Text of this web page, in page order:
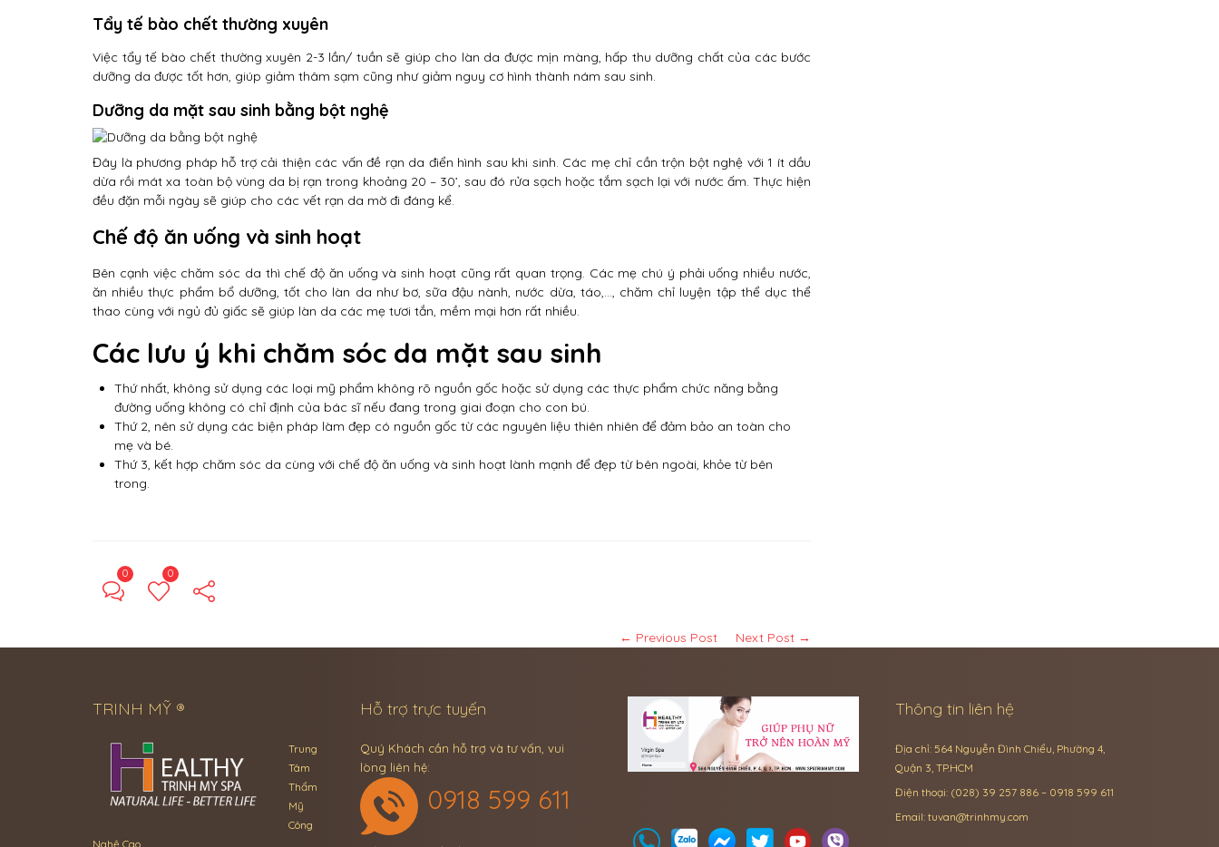
Tẩy tế bào chết thường xuyên
Việc tẩy tế bào chết thường xuyên 2-3 lần/ tuần sẽ giúp cho làn da được mịn màng, hấp thu dưỡng chất của các bước
dưỡng da được tốt hơn, giúp giảm thâm sạm cũng như giảm nguy cơ hình thành nám sau sinh.
Dưỡng da mặt sau sinh bằng bột nghệ
Đây là phương pháp hỗ trợ cải thiện các vấn đề rạn da điển hình sau khi sinh. Các mẹ chỉ cần trộn bột nghệ với 1 ít dầu
dừa rồi mát xa toàn bộ vùng da bị rạn trong khoảng 20 – 30’, sau đó rửa sạch hoặc tắm sạch lại với nước ấm. Thực hiện
đều đặn mỗi ngày sẽ giúp cho các vết rạn da mờ đi đáng kể.
Chế độ ăn uống và sinh hoạt
Bên cạnh việc chăm sóc da thì chế độ ăn uống và sinh hoạt cũng rất quan trọng. Các mẹ chú ý phải uống nhiều nước,
ăn nhiều thực phẩm bổ dưỡng, tốt cho làn da như bơ, sữa đậu nành, nước dừa, táo,…, chăm chỉ luyện tập thể dục thể
thao cùng với ngủ đủ giấc sẽ giúp làn da các mẹ tươi tắn, mềm mại hơn rất nhiều.
Các lưu ý khi chăm sóc da mặt sau sinh
Thứ nhất, không sử dụng các loại mỹ phẩm không rõ nguồn gốc hoặc sử dụng các thực phẩm chức năng bằng
đường uống không có chỉ định của bác sĩ nếu đang trong giai đoạn cho con bú.
Thứ 2, nên sử dụng các biện pháp làm đẹp có nguồn gốc từ các nguyên liệu thiên nhiên để đảm bảo an toàn cho
mẹ và bé.
Thứ 3, kết hợp chăm sóc da cùng với chế độ ăn uống và sinh hoạt lành mạnh để đẹp từ bên ngoài, khỏe từ bên
trong.
0 0
← Previous Post Next Post →
TRINH MỸ ®
Trung
Tâm
Thẩm
Mỹ
Công
Nghệ Cao
Hỗ trợ trực tuyến
Quý Khách cần hỗ trợ và tư vấn, vui
lòng liên hệ:
0918 599 611
Thông tin liên hệ
Địa chỉ: 564 Nguyễn Đình Chiểu, Phường 4,
Quận 3, TP.HCM
Điện thoại: (028) 39 257 886 – 0918 599 611
Email: tuvan@trinhmy.com